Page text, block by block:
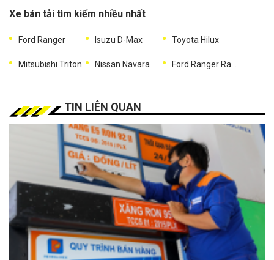
Xe bán tải tìm kiếm nhiều nhất
Ford Ranger Isuzu D-Max Toyota Hilux
Mitsubishi Triton Nissan Navara
TIN LIÊN QUAN